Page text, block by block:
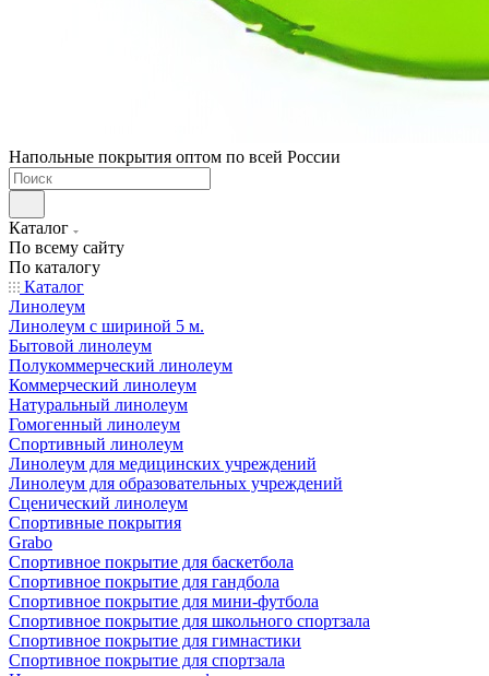
Напольные покрытия оптом по всей России
Каталог
По всему сайту
По каталогу
Каталог
Линолеум
Линолеум с шириной 5 м.
Бытовой линолеум
Полукоммерческий линолеум
Коммерческий линолеум
Натуральный линолеум
Гомогенный линолеум
Спортивный линолеум
Линолеум для медицинских учреждений
Линолеум для образовательных учреждений
Сценический линолеум
Спортивные покрытия
Grabo
Спортивное покрытие для баскетбола
Спортивное покрытие для гандбола
Спортивное покрытие для мини-футбола
Спортивное покрытие для школьного спортзала
Спортивное покрытие для гимнастики
Спортивное покрытие для спортзала